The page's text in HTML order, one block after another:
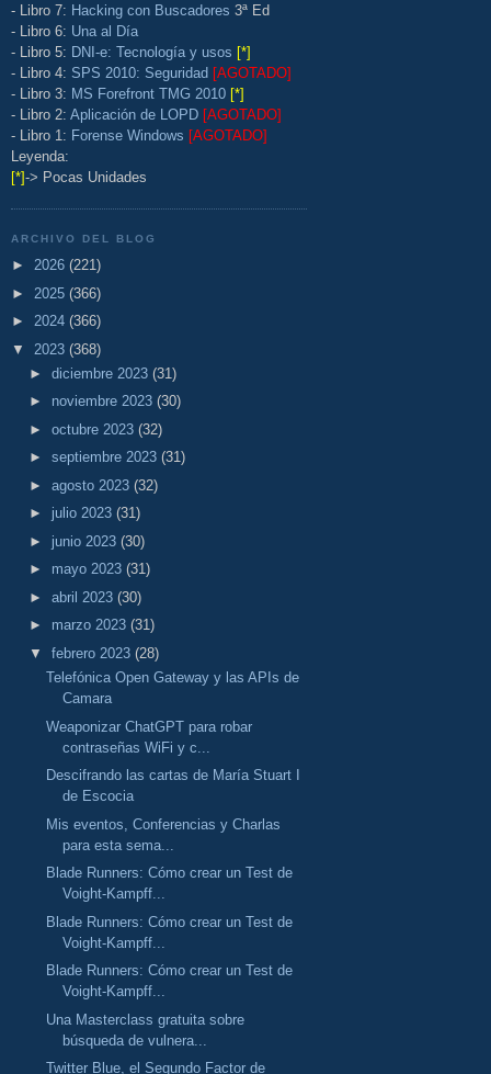
- Libro 7: Hacking con Buscadores 3ª Ed
- Libro 6: Una al Día
- Libro 5: DNI-e: Tecnología y usos [*]
- Libro 4: SPS 2010: Seguridad [AGOTADO]
- Libro 3: MS Forefront TMG 2010 [*]
- Libro 2: Aplicación de LOPD [AGOTADO]
- Libro 1: Forense Windows [AGOTADO]
Leyenda:
[*]-> Pocas Unidades
ARCHIVO DEL BLOG
► 2026 (221)
► 2025 (366)
► 2024 (366)
▼ 2023 (368)
► diciembre 2023 (31)
► noviembre 2023 (30)
► octubre 2023 (32)
► septiembre 2023 (31)
► agosto 2023 (32)
► julio 2023 (31)
► junio 2023 (30)
► mayo 2023 (31)
► abril 2023 (30)
► marzo 2023 (31)
▼ febrero 2023 (28)
Telefónica Open Gateway y las APIs de
Camara
Weaponizar ChatGPT para robar
contraseñas WiFi y c...
Descifrando las cartas de María Stuart I
de Escocia
Mis eventos, Conferencias y Charlas
para esta sema...
Blade Runners: Cómo crear un Test de
Voight-Kampff...
Blade Runners: Cómo crear un Test de
Voight-Kampff...
Blade Runners: Cómo crear un Test de
Voight-Kampff...
Una Masterclass gratuita sobre
búsqueda de vulnera...
Twitter Blue, el Segundo Factor de